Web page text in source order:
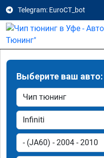
Telegram: EuroCT_bot
Выберите ваш авто: